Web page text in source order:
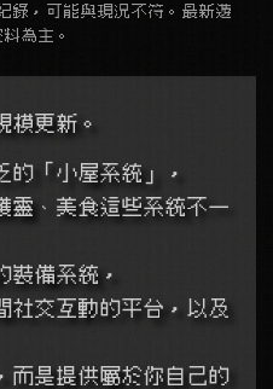
，可能與現況不符。最新遊
為主。
模更新。
「小屋系統」，
靈、美食這些系統不一
裝備系統，
社交互動的平台，以及
而是提供屬於你自己的